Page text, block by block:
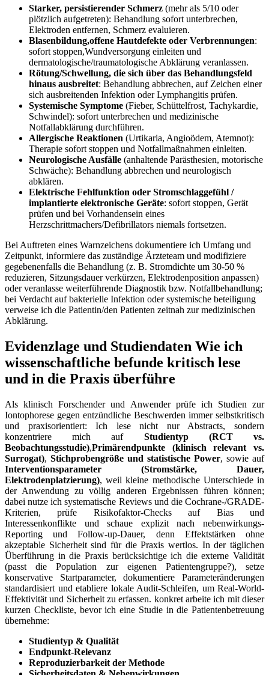
Starker, ​persistierender Schmerz (mehr als 5/10 oder
plötzlich aufgetreten): ‍Behandlung sofort unterbrechen,
Elektroden entfernen, Schmerz evaluieren.
Blasenbildung,offene Hautdefekte ​oder Verbrennungen:
sofort⁤ stoppen,Wundversorgung einleiten und
dermatologische/traumatologische⁤ Abklärung veranlassen.
Rötung/Schwellung, die sich über das ⁢Behandlungsfeld
hinaus ausbreitet: Behandlung​ abbrechen, auf⁢ Zeichen ‌einer
sich ⁣ausbreitenden Infektion oder Lymphangitis prüfen.
Systemische Symptome (Fieber, Schüttelfrost, Tachykardie,
⁣Schwindel): sofort unterbrechen und medizinische
Notfallabklärung durchführen.
Allergische Reaktionen (Urtikaria, Angioödem, Atemnot):
Therapie ⁢sofort stoppen und ⁤Notfallmaßnahmen einleiten.
Neurologische Ausfälle (anhaltende⁤ Parästhesien,⁢ motorische
Schwäche): Behandlung abbrechen und neurologisch
abklären.
Elektrische⁤ Fehlfunktion oder Stromschlaggefühl /
implantierte elektronische Geräte:‌ sofort ‍stoppen, Gerät
prüfen und bei Vorhandensein eines
Herzschrittmachers/Defibrillators niemals​ fortsetzen.
Bei Auftreten⁣ eines Warnzeichens dokumentiere ich Umfang und
Zeitpunkt, informiere das zuständige Ärzteteam und modifiziere
gegebenenfalls die Behandlung⁢ (z. ⁢B. Stromdichte um 30-50 ⁢%
reduzieren, Sitzungsdauer verkürzen, Elektrodenposition anpassen)⁣
oder ‍veranlasse⁢ weiterführende Diagnostik bzw. Notfallbehandlung;
bei Verdacht auf bakterielle Infektion⁤ oder‍ systemische⁣ beteiligung
⁤verweise ich die Patientin/den Patienten zeitnah zur medizinischen
Abklärung.
Evidenzlage und Studiendaten⁢ Wie ich
wissenschaftliche befunde‍ kritisch‌ lese
und in die Praxis überführe
Als klinisch Forschender und Anwender prüfe ich Studien zur‍
Iontophorese gegen entzündliche‌ Beschwerden immer selbstkritisch
und praxisorientiert: Ich ⁤lese nicht⁤ nur Abstracts, sondern
konzentriere⁢ mich auf Studientyp ⁤(RCT vs.
Beobachtungsstudie),Primärendpunkte (klinisch relevant vs.
Surrogat), Stichprobengröße und​ statistische⁤ Power, ‍sowie auf
Interventionsparameter (Stromstärke, Dauer,
Elektrodenplatzierung), ​weil ⁤kleine methodische Unterschiede ‍in
der Anwendung​ zu völlig anderen Ergebnissen⁢ führen können;
⁣dabei nutze ich systematische Reviews und die Cochrane-/GRADE-
Kriterien, prüfe⁣ Risikofaktor-Checks auf⁤ Bias und
Interessenkonflikte und schaue explizit nach‍ nebenwirkungs-
Reporting ​und Follow-up-Dauer, denn Effektstärken ohne
akzeptable ‌Sicherheit ⁤sind für​ die Praxis⁢ wertlos.⁤ In der​ täglichen⁣
Überführung in die Praxis berücksichtige ich die ⁤externe Validität⁤
(passt die Population zur eigenen Patientengruppe?), setze‍
konservative⁤ Startparameter, dokumentiere Parameteränderungen
standardisiert und etabliere lokale​ Audit-Schleifen, um Real-World-
Effektivität und‍ Sicherheit zu erfassen. ​konkret arbeite ich mit dieser
kurzen​ Checkliste, bevor ich ​eine‌ Studie ​in die Patientenbetreuung
übernehme:
Studientyp & Qualität
Endpunkt-Relevanz
Reproduzierbarkeit der Methode